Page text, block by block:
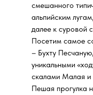
смешанного
альпийским
далее к суровой
Посетим самое
– Бухту
уникальными
скалами Малая и
Пешая прогулка